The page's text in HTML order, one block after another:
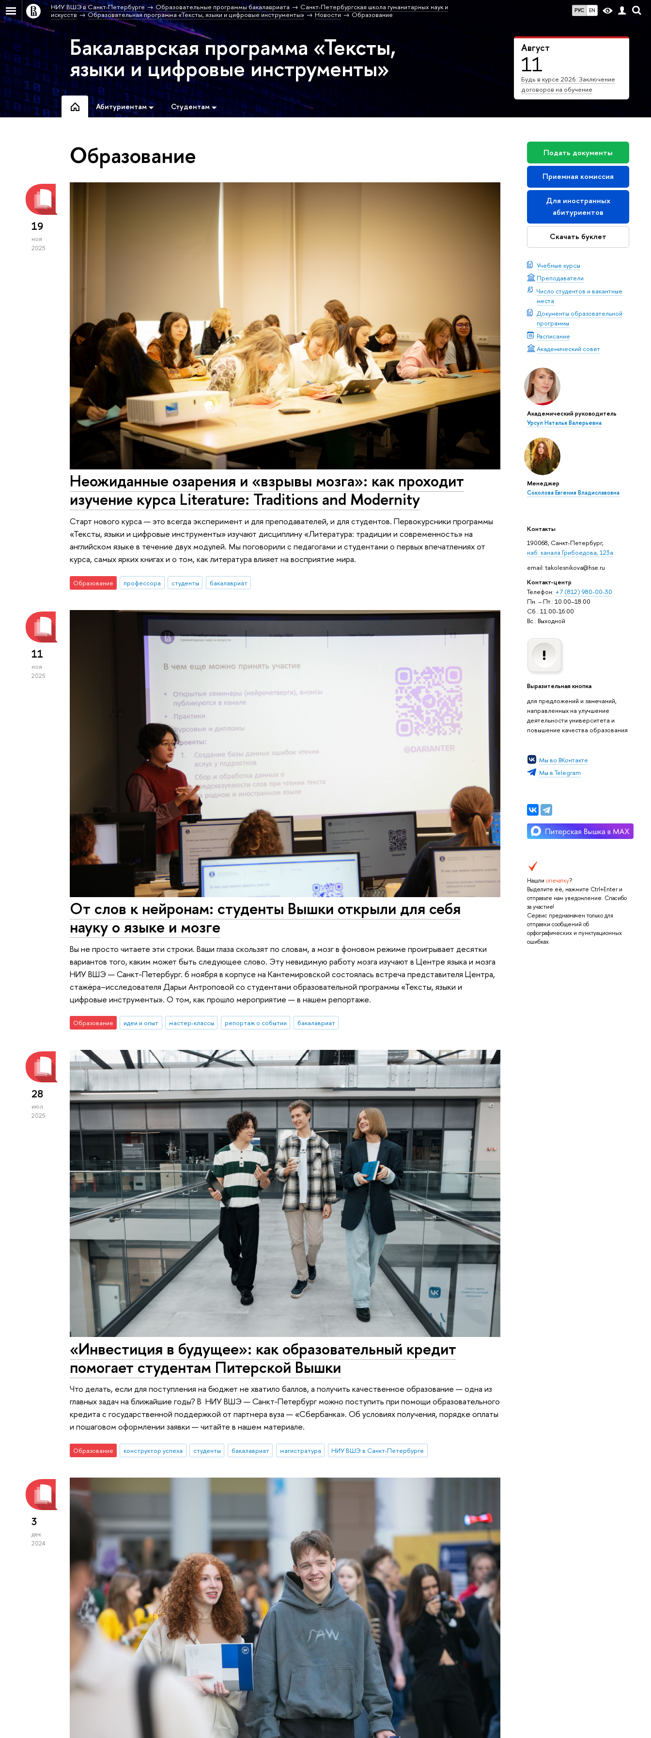
РУС EN
НИУ ВШЭ в Санкт-Петербурге Образовательные программы бакалавриата
Санкт-Петербургская школа гуманитарных наук и
искусств
Образовательная программа «Тексты, языки и цифровые инструменты» Новости Образование
Август
11
Будь в курсе 2026: Заключение
договоров на обучение
Бакалаврская программа «Тексты,
языки и цифровые инструменты»
Абитуриентам Студентам
Подать документы
Приемная комиссия
Для иностранных
абитуриентов
Скачать буклет
Учебные курсы
Преподаватели
Число студентов и вакантные
места
Документы образовательной
программы
Расписание
Академический совет
Академический руководитель
Урсул Наталья Валерьевна
Менеджер
Соколова Евгения Владиславовна
Контакты
190068, Санкт-Петербург,
наб. канала Грибоедова, 123а
email: takolesnikova@hse.ru
Контакт-центр
Телефон: +7 (812) 980-00-30
Пн. – Пт.: 10:00–18:00
Сб.: 11:00-16:00
Вс.: Выходной
Выразительная кнопка
для предложений и замечаний,
направленных на улучшение
деятельности университета и
повышение качества образования
Мы во ВКонтакте
Мы в Telegram
Нашли опечатку?
Выделите её, нажмите Ctrl+Enter и
отправьте нам уведомление. Спасибо
за участие!
Сервис предназначен только для
отправки сообщений об
орфографических и пунктуационных
ошибках.
Образование
19
ноя
2025
Неожиданные озарения и «взрывы мозга»: как проходит
изучение курса Literature: Traditions and Modernity
Старт нового курса — это всегда эксперимент и для преподавателей, и для студентов. Первокурсники программы
«Тексты, языки и цифровые инструменты» изучают дисциплину «Литература: традиции и современность» на
английском языке в течение двух модулей. Мы поговорили с педагогами и студентами о первых впечатлениях от
курса, самых ярких книгах и о том, как литература влияет на восприятие мира.
Образование профессора студенты бакалавриат
11
ноя
2025
От слов к нейронам: студенты Вышки открыли для себя
науку о языке и мозге
Вы не просто читаете эти строки. Ваши глаза скользят по словам, а мозг в фоновом режиме проигрывает десятки
вариантов того, каким может быть следующее слово. Эту невидимую работу мозга изучают в Центре языка и мозга
НИУ ВШЭ — Санкт-Петербург. 6 ноября в корпусе на Кантемировской состоялась встреча представителя Центра,
стажёра–исследователя Дарьи Антроповой со студентами образовательной программы «Тексты, языки и
цифровые инструменты». О том, как прошло мероприятие — в нашем репортаже.
Образование идеи и опыт мастер-классы репортаж о событии бакалавриат
28
июл
2025
«Инвестиция в будущее»: как образовательный кредит
помогает студентам Питерской Вышки
Что делать, если для поступления на бюджет не хватило баллов, а получить качественное образование — одна из
главных задач на ближайшие годы? В НИУ ВШЭ — Санкт-Петербург можно поступить при помощи образовательного
кредита с государственной поддержкой от партнера вуза — «Сбербанка». Об условиях получения, порядке оплаты
и пошаговом оформлении заявки — читайте в нашем материале.
Образование конструктор успеха студенты бакалавриат магистратура НИУ ВШЭ в Санкт-Петербурге
3
дек
2024